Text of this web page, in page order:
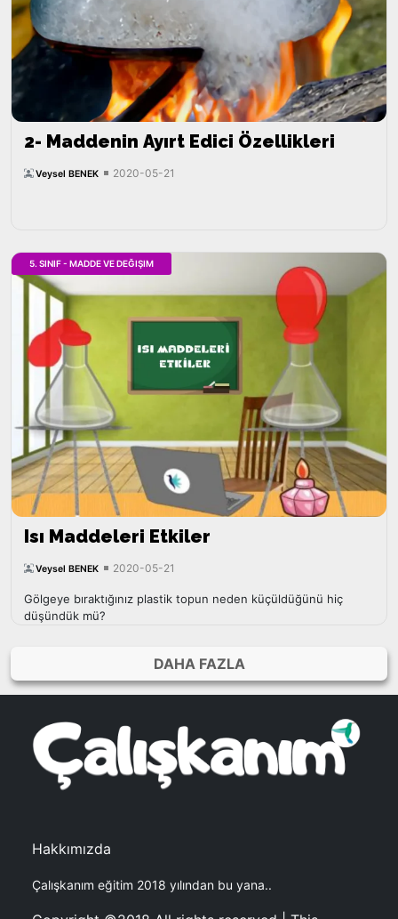
2- Maddenin Ayırt Edici Özellikleri
Veysel BENEK 2020-05-21
Isı Maddeleri Etkiler
Veysel BENEK 2020-05-21
Gölgeye bıraktığınız plastik topun neden küçüldüğünü hiç
düşündük mü?
5. SINIF - MADDE VE DEĞIŞIM
DAHA FAZLA
Hakkımızda
Çalışkanım eğitim 2018 yılından bu yana..